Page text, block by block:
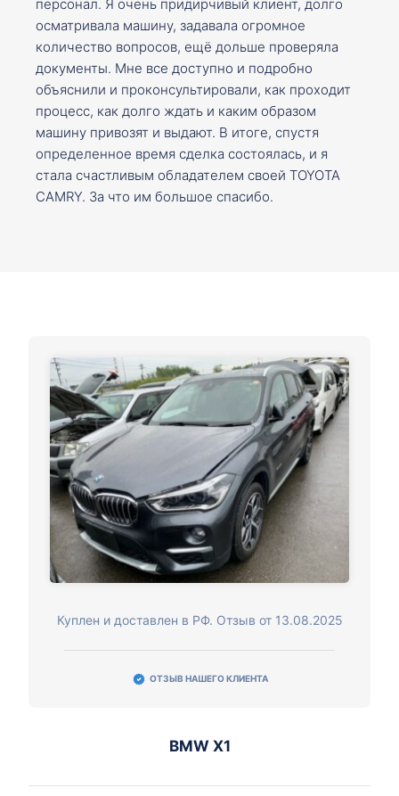
персонал. Я очень придирчивый клиент, долго
осматривала машину, задавала огромное
количество вопросов, ещё дольше проверяла
документы. Мне все доступно и подробно
объяснили и проконсультировали, как проходит
процесс, как долго ждать и каким образом
машину привозят и выдают. В итоге, спустя
определенное время сделка состоялась, и я
стала счастливым обладателем своей TOYOTA
CAMRY. За что им большое спасибо.
Куплен и доставлен в РФ. Отзыв от 13.08.2025
ОТЗЫВ НАШЕГО КЛИЕНТА
BMW X1